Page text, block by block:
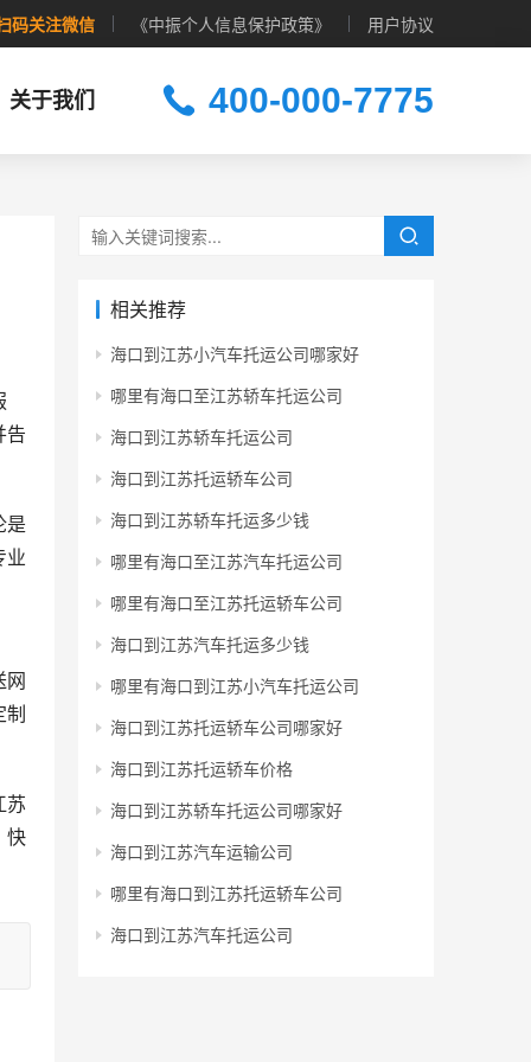
码关注微信 《中振个人信息保护政策》 用户协议
关于我们 400-000-7775
告
是
业
网
苏
快
相关推荐
海口到江苏小汽车托运公司哪家好
哪里有海口至江苏轿车托运公司
海口到江苏轿车托运公司
海口到江苏托运轿车公司
海口到江苏轿车托运多少钱
哪里有海口至江苏汽车托运公司
哪里有海口至江苏托运轿车公司
海口到江苏汽车托运多少钱
哪里有海口到江苏小汽车托运公司
海口到江苏托运轿车公司哪家好
海口到江苏托运轿车价格
海口到江苏轿车托运公司哪家好
海口到江苏汽车运输公司
哪里有海口到江苏托运轿车公司
海口到江苏汽车托运公司